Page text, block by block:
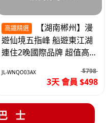
高鐵精選
遊仙境五指峰 船遊東江湖
連住2晚國際品牌 超值高
JL-WNQO03AX $798
3天 會員 $498
士